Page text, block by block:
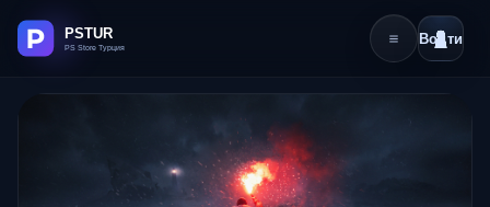
Войти